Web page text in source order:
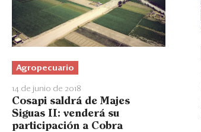
Agropecuario
14 de junio de 2018
Cosapi saldrá de Majes
Siguas II: venderá su
participación a Cobra